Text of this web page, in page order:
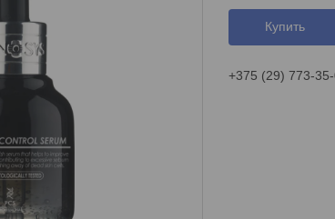
Купить
+375 (29) 773-